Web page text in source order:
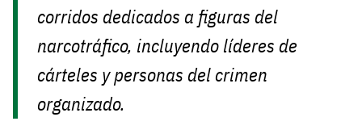
corridos dedicados a figuras del
narcotráfico, incluyendo líderes de
cárteles y personas del crimen
organizado.